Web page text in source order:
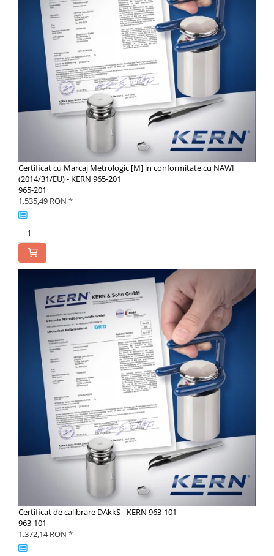
Certificat cu Marcaj Metrologic [M] in conformitate cu NAWI
(2014/31/EU) - KERN 965-201
965-201
1.535,49 RON *
Certificat de calibrare DAkkS - KERN 963-101
963-101
1.372,14 RON *